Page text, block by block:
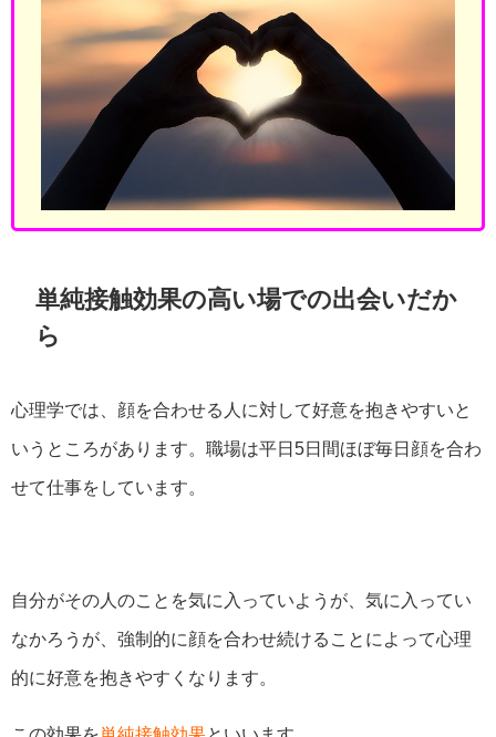
単純接触効果の高い場での出会いだか
ら
心理学では、顔を合わせる人に対して好意を抱きやすいと
いうところがあります。職場は平日5日間ほぼ毎日顔を合わ
せて仕事をしています。
自分がその人のことを気に入っていようが、気に入ってい
なかろうが、強制的に顔を合わせ続けることによって心理
的に好意を抱きやすくなります。